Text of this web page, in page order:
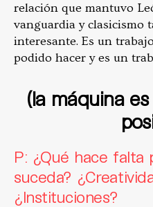
relación que mantuvo
vanguardia y clasicismo
interesante. Es un
podido hacer y es un
(la máquina
P: ¿Qué hace falta
suceda?
¿Instituciones?